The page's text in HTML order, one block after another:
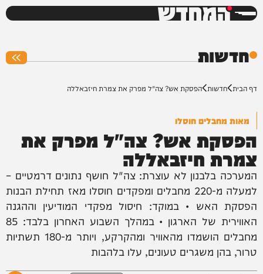
המחדש
חדשות
דף הבית חדשות הפסקת אש? צה"ל מפרק את צמרת חיזבאללה
מאות מחבלים חוסלו
הפסקת אש? צה"ל מפרק את
צמרת חיזבאללה
המערכה בלבנון לא עוצרת: צה"ל חושף נתונים דרמטיים –
למעלה מ-220 מחבלים ומפקדים חוסלו מאז תחילת הבנות
הפסקת האש • במוקד: חיסול מפקדי המודיעין וההגנה
האווירית של הארגון • במהלך השבוע האחרון בלבד: 85
מחבלים הושמדו מהאוויר ומהקרקע, ויותר מ-180 תשתיות
טרור, בהן משגרים טעונים, עלו בלהבות